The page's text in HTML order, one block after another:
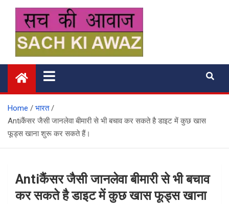
content
सच की आवाज
Home
भारत
Antiकैंसर जैसी जानलेवा बीमारी से भी बचाव कर सकते है डाइट में कुछ खास
फूड्स खाना शुरू कर सकते हैं।
Antiकैंसर जैसी जानलेवा बीमारी से भी बचाव
कर सकते है डाइट में कुछ खास फूड्स खाना